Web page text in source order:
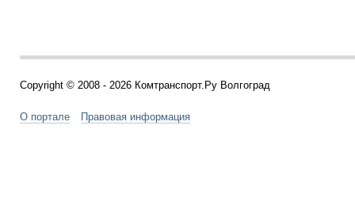
Copyright © 2008 - 2026 Комтранспорт.Ру Волгоград
О портале Правовая информация